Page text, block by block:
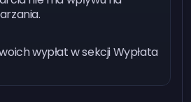
wypłat w sekcji Wypłata